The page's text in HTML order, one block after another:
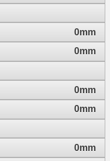
0mm
0mm
0mm
0mm
0mm